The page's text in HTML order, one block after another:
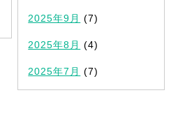
2025年9月 (7)
2025年8月 (4)
2025年7月 (7)